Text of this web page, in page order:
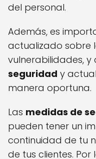
del personal.
Además, es
actualizado sobre
vulnerabilidades, y
seguridad y
manera oportuna.
Las medidas de
pueden tener un
continuidad de tu
de tus clientes.